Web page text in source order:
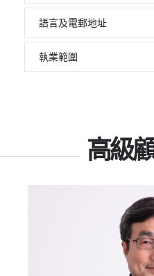
語言及電郵地址
執業範圍
高級